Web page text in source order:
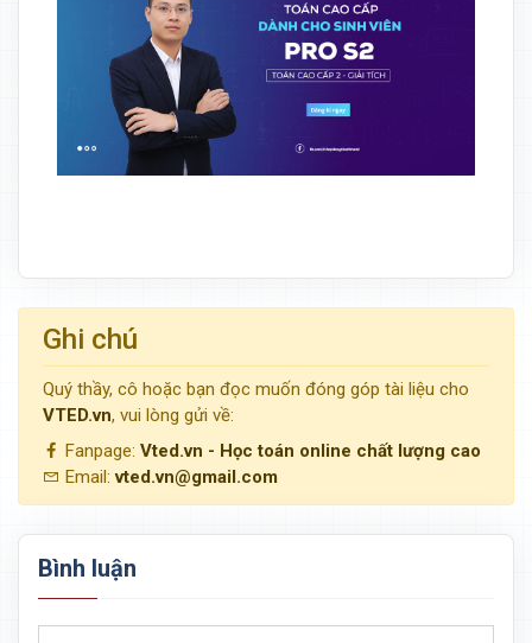
Ghi chú
Quý thầy, cô hoặc bạn đọc muốn đóng góp tài liệu cho
VTED.vn, vui lòng gửi về:
Fanpage: Vted.vn - Học toán online chất lượng cao
Email:vted.vn@gmail.com
Bình luận